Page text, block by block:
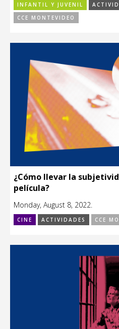
INFANTIL Y JUVENIL
CCE MONTEVIDEO
¿Cómo llevar la
película?
Monday, August 8, 2022.
CINE ACTIVIDADES CCE